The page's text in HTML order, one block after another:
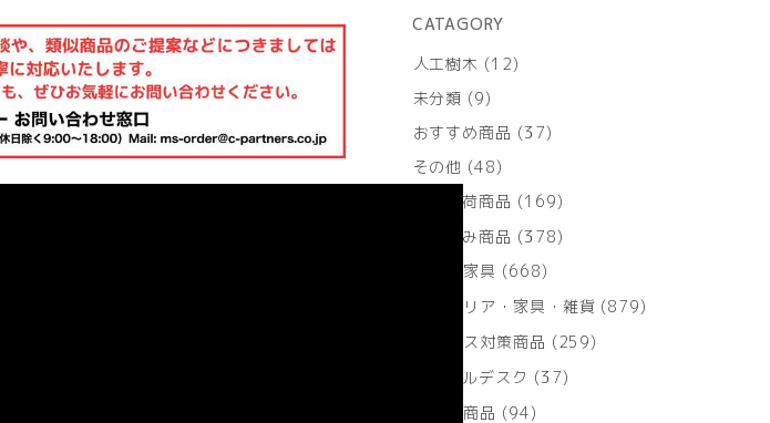
CATAGORY
人工樹木
1212
商
未分類 99
の
商
おすすめ商品 3737
商
その他 4848
の
商
大量入荷商品 169169
の
成約済み商品 378378
商
目的別家具 668668
の
商
インテリア・家具・雑貨 879879
ウィルス対策商品 259259
スクールデスク 3737
話題の商品 9494